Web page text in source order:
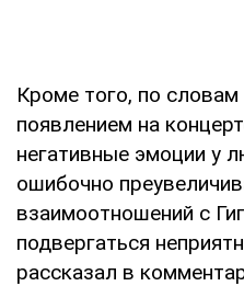
Кроме того, по
появлением на
негативные эмоции у
ошибочно
взаимоотношений с
подвергаться
рассказал в